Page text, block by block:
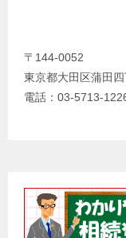
〒144-0052
東京都大田区蒲田
電話：03-5713-